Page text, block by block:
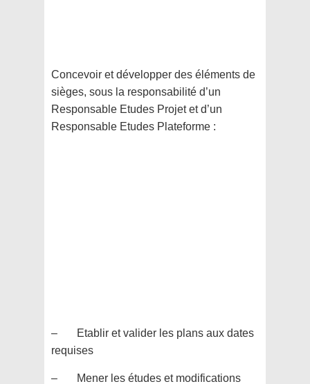
Concevoir et développer des éléments de
sièges, sous la responsabilité d’un
Responsable Etudes Projet et d’un
Responsable Etudes Plateforme :
– Etablir et valider les plans aux dates
requises
– Mener les études et modifications